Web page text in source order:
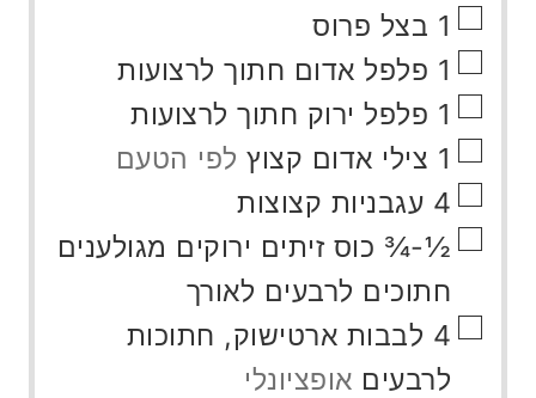
▢
1 בצל פרוס
▢
1 פלפל אדום חתוך לרצועות
▢
1 פלפל ירוק חתוך לרצועות
▢
1 צילי אדום קצוץ לפי הטעם
▢
4 עגבניות קצוצות
▢
½-¾ כוס זיתים ירוקים מגולענים
חתוכים לרבעים לאורך
▢
4 לבבות ארטישוק, חתוכות
לרבעים אופציונלי